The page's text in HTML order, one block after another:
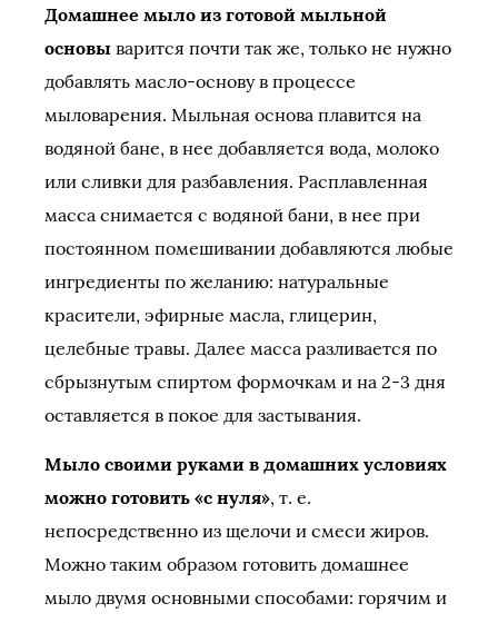
Домашнее мыло из готовой мыльной
основы варится почти так же, только не нужно
добавлять масло-основу в процессе
мыловарения. Мыльная основа плавится на
водяной бане, в нее добавляется вода, молоко
или сливки для разбавления. Расплавленная
масса снимается с водяной бани, в нее при
постоянном помешивании добавляются любые
ингредиенты по желанию: натуральные
красители, эфирные масла, глицерин,
целебные травы. Далее масса разливается по
сбрызнутым спиртом формочкам и на 2-3 дня
оставляется в покое для застывания.
Мыло своими руками в домашних условиях
можно готовить «с нуля», т. е.
непосредственно из щелочи и смеси жиров.
Можно таким образом готовить домашнее
мыло двумя основными способами: горячим и